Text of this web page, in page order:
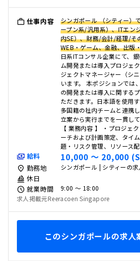
仕事内容
シンガポール （シティー）
ープン系/汎用系）、ITエン
内SE）、財務/会計/経理/そ
WEB・ゲーム、金融、出版
日系ITコンサル企業にて、
ム開発または導入プロジェ
ジェクトマネージャー（シ
います。 本ポジションでは
の開発または導入に関する
ただきます。日本語を使用
多国籍の社内チームと連携
立案から実行までを一貫し
【 業務内容 】 ・プロジェ
ーチおよび計画策定、タイ
題・リスク管理、リソース
給料 10,000 〜 20,000
勤務地 シンガポール | シティーの求
休日
就業時間
9:00 〜 18:00
求人掲載元Reeracoen Singapore
このシンガポールの求人